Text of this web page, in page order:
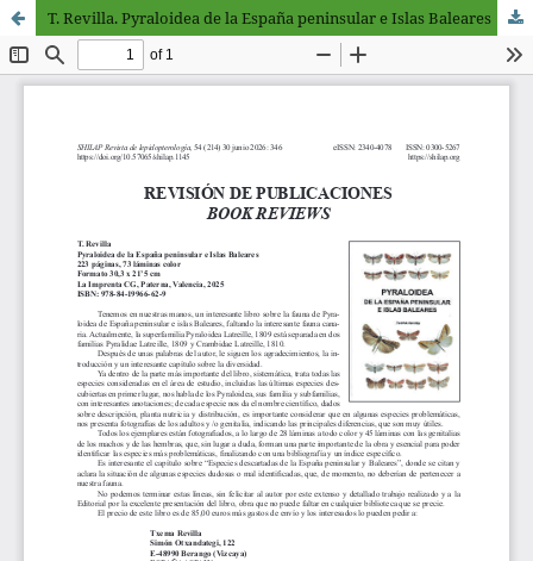
T. Revilla. Pyraloidea de la España peninsular e Islas Baleares